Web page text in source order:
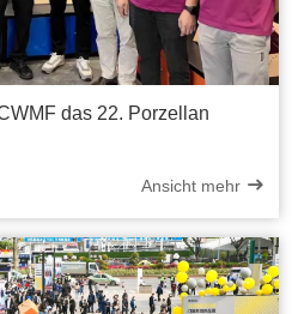
das 22. Porzellan
Ansicht mehr